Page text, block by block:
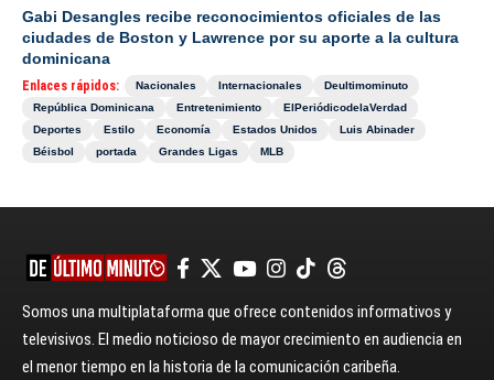
Gabi Desangles recibe reconocimientos oficiales de las
ciudades de Boston y Lawrence por su aporte a la cultura
dominicana
Enlaces rápidos: Nacionales Internacionales
Deultimominuto
República Dominicana
Entretenimiento
ElPeriódicodelaVerdad
Deportes
Estilo Economía Estados Unidos
Luis Abinader
Béisbol
portada Grandes Ligas MLB
Somos una multiplataforma que ofrece contenidos informativos y
televisivos. El medio noticioso de mayor crecimiento en audiencia en
el menor tiempo en la historia de la comunicación caribeña.